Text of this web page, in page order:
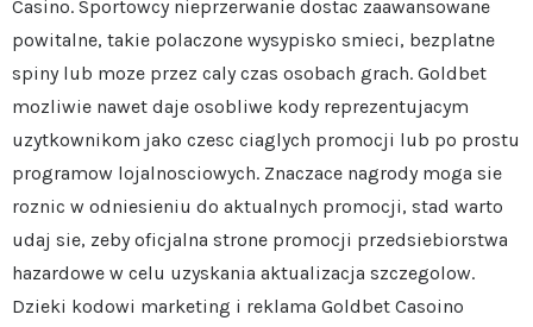
Casino. Sportowcy nieprzerwanie dostac zaawansowane
powitalne, takie polaczone wysypisko smieci, bezplatne
spiny lub moze przez caly czas osobach grach. Goldbet
mozliwie nawet daje osobliwe kody reprezentujacym
uzytkownikom jako czesc ciaglych promocji lub po prostu
programow lojalnosciowych. Znaczace nagrody moga sie
roznic w odniesieniu do aktualnych promocji, stad warto
udaj sie, zeby oficjalna strone promocji przedsiebiorstwa
hazardowe w celu uzyskania aktualizacja szczegolow.
Dzieki kodowi marketing i reklama Goldbet Casoino